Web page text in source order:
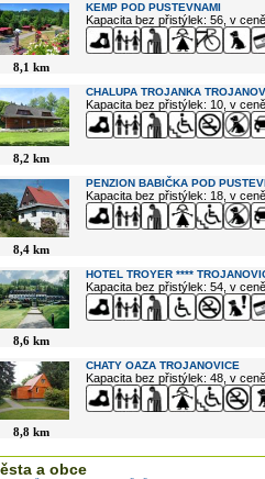
8,1 km
KEMP POD PUSTEVNAMI
Kapacita bez přistýlek: 56, v
8,2 km
CHALUPA TROJANKA
Kapacita bez přistýlek: 10, v
8,4 km
PENZION BABIČKA POD
Kapacita bez přistýlek: 18, v
8,6 km
HOTEL TROYER ****
Kapacita bez přistýlek: 54, v
8,8 km
CHATY OAZA TROJANOVICE
Kapacita bez přistýlek: 48, v
a obce